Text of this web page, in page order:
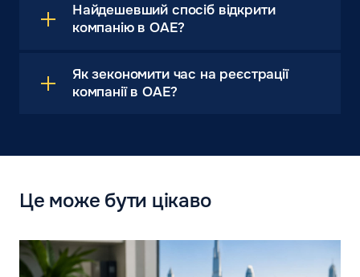
Найдешевший спосіб відкрити
компанію в ОАЕ?
Як зекономити час на реєстрації
компанії в ОАЕ?
Це може бути цікаво